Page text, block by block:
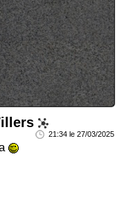
21:34 le 27/03/2025